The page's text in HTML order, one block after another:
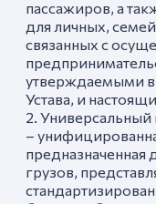
пассажиров, а
для личных,
связанных с
утверждаемыми в
Устава, и
2. Универсальный
–
предназначенная
грузов,